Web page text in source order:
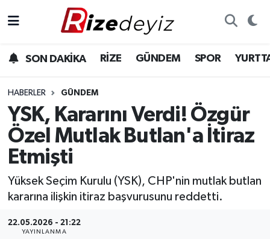
SON DAKİKA RİZE GÜNDEM SPOR
HABERLER GÜNDEM
YSK, Kararını Verdi! Özgür
Özel Mutlak Butlan'a İtiraz
Etmişti
Yüksek Seçim Kurulu (YSK), CHP'nin mutlak butlan
kararına ilişkin itiraz başvurusunu reddetti.
22.05.2026 - 21:22
YAYINLANMA
Gündem
Yurttan Haberler
Ekonomi
Teknoloji
Sağlık
Rize Hava Durumu
Rize Trafik Yoğunluk Haritası
Süper Lig Puan Durumu ve Fikstür
Tüm Manşetler
Son Dakika Haberleri
Haber Arşivi